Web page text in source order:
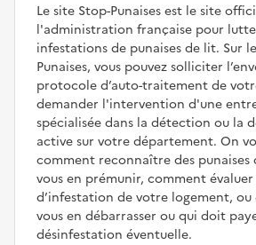
Le site Stop-Punaises est le site
l'administration française pour
infestations de punaises de lit. Sur
Punaises, vous pouvez solliciter
protocole d’auto-traitement de
demander l'intervention d'une
spécialisée dans la détection ou la
active sur votre département. On
comment reconnaître des
vous en prémunir, comment
d’infestation de votre logement,
vous en débarrasser ou qui doit
désinfestation éventuelle.